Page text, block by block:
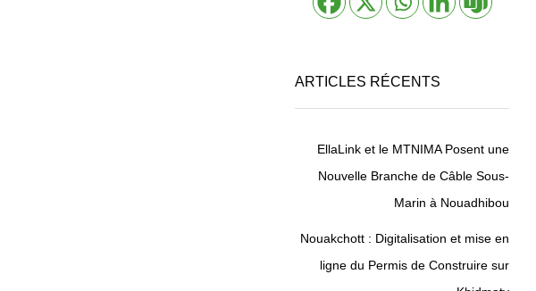
ARTICLES RÉCENTS
EllaLink et le MTNIMA Posent une
Nouvelle Branche de Câble Sous-
Marin à Nouadhibou
Nouakchott : Digitalisation et mise en
ligne du Permis de Construire sur